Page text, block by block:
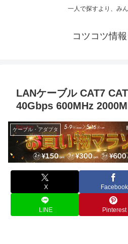
一人で探すより、み
コツコツ情
LANケーブル CAT7
40Gbps 600MHz
ケーブル・アダプタ
X Facebook
LINE Pinterest